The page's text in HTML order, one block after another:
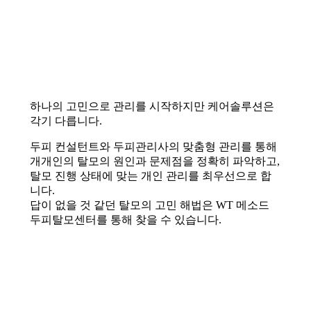
하나의 고민으로 관리를 시작하지만 케어솔루션은
각기 다릅니다.
두피 컨설턴트와 두피관리사의 맞춤형 관리를 통해
개개인의 탈모의 원인과 문제점을 정확히 파악하고,
탈모 진행 상태에 맞는 개인 관리를 최우선으로 합
니다.
답이 없을 것 같던 탈모의 고민 해법은 WT 메소드
두피탈모센터를 통해 찾을 수 있습니다.